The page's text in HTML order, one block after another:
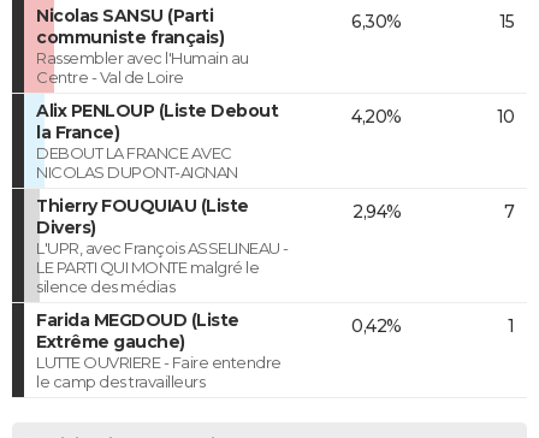
Nicolas SANSU (Parti
communiste français)
Rassembler avec l'Humain au
Centre - Val de Loire
6,30% 15
Alix PENLOUP (Liste Debout
la France)
DEBOUT LA FRANCE AVEC
NICOLAS DUPONT-AIGNAN
4,20% 10
Thierry FOUQUIAU (Liste
Divers)
L'UPR, avec François ASSELINEAU -
LE PARTI QUI MONTE malgré le
silence des médias
2,94% 7
Farida MEGDOUD (Liste
Extrême gauche)
LUTTE OUVRIERE - Faire entendre
le camp des travailleurs
0,42% 1